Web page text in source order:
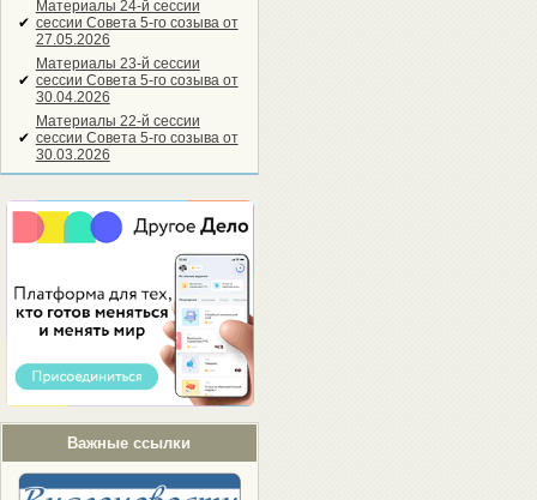
✔
Материалы 24-й сессии
сессии Совета 5-го созыва от
27.05.2026
✔
Материалы 23-й сессии
сессии Совета 5-го созыва от
30.04.2026
✔
Материалы 22-й сессии
сессии Совета 5-го созыва от
30.03.2026
Важные ссылки